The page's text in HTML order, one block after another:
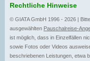
Rechtliche Hinweise
© GIATA GmbH 1996 - 2026 |
ausgewählten Pauschalreise-
ist möglich, dass in Einzelfällen
sowie Fotos oder Videos
beschriebenen Leistungen, etwa